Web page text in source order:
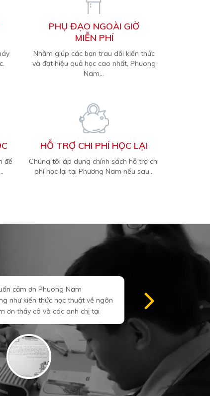
PHỤ ĐẠO NGOÀI GIỜ
MIỄN PHÍ
Nhằm giúp các bạn trau dồi kiến thức
và đạt hiệu quả học cao nhất, Phuong
Nam...
để
HỖ TRỢ CHI PHÍ HỌC LẠI
Chúng tôi áp dụng chính sách hỗ trợ chi
phí học lại tại Phương Nam nếu sau...
Hãy đến Phuong Nam Education để học
ăn hấp dẫn của xứ sở bò tót và những giai
prev